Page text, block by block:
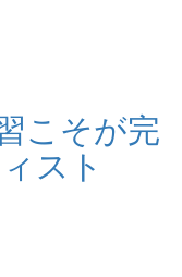
こそが完
スト